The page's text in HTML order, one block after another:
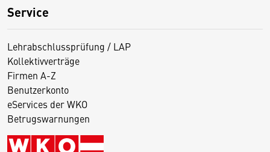
Service
Lehrabschlussprüfung / LAP
Kollektivverträge
Firmen A-Z
Benutzerkonto
eServices der WKO
Betrugswarnungen